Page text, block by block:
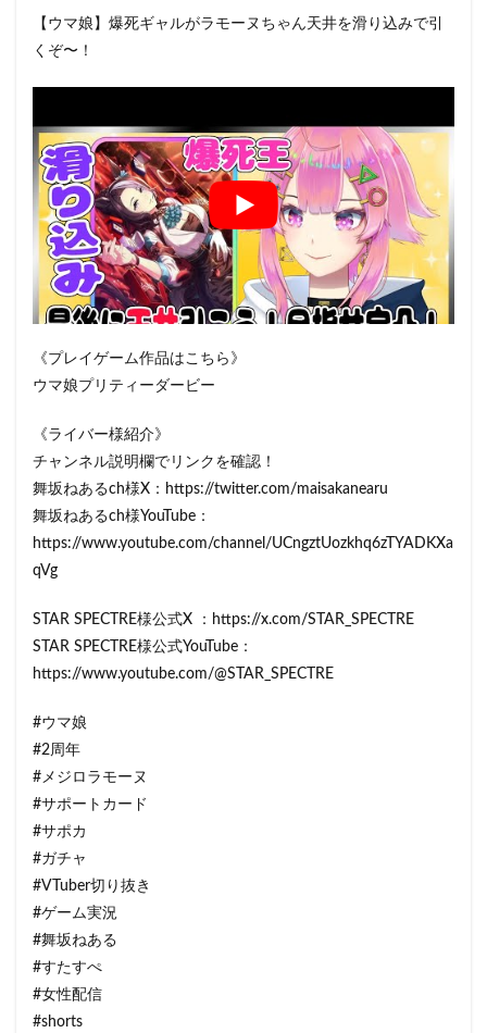
【ウマ娘】爆死ギャルがラモーヌちゃん天井を滑り込みで引
くぞ〜！
《プレイゲーム作品はこちら》
ウマ娘プリティーダービー
《ライバー様紹介》
チャンネル説明欄でリンクを確認！
舞坂ねあるch様X：https://twitter.com/maisakanearu
舞坂ねあるch様YouTube：
https://www.youtube.com/channel/UCngztUozkhq6zTYADKXa
qVg
STAR SPECTRE様公式X ：https://x.com/STAR_SPECTRE
STAR SPECTRE様公式YouTube：
https://www.youtube.com/@STAR_SPECTRE
#ウマ娘
#2周年
#メジロラモーヌ
#サポートカード
#サポカ
#ガチャ
#VTuber切り抜き
#ゲーム実況
#舞坂ねある
#すたすぺ
#女性配信
#shorts